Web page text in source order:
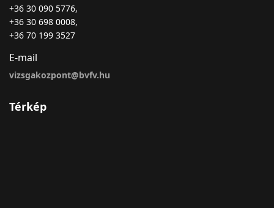
+36 30 090 5776,
+36 30 698 0008,
+36 70 199 3527
E-mail
vizsgakozpont@bvfv.hu
Térkép